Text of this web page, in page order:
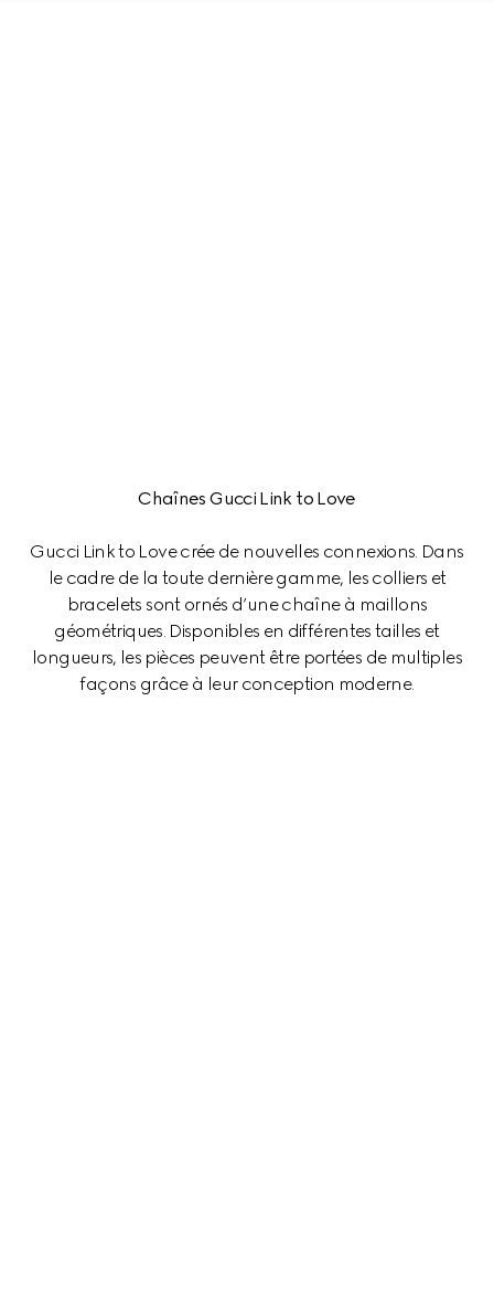
Chaînes Gucci Link to Love
Gucci Link to Love crée de nouvelles connexions. Dans
le cadre de la toute dernière gamme, les colliers et
bracelets sont ornés d’une chaîne à maillons
géométriques. Disponibles en différentes tailles et
longueurs, les pièces peuvent être portées de multiples
façons grâce à leur conception moderne.